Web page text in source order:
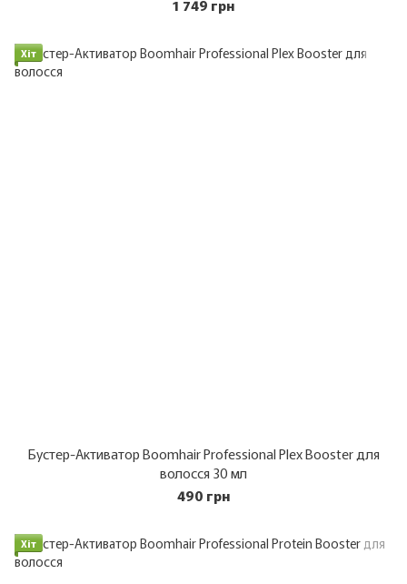
1 749 грн
Хіт
Бустер-Активатор Boomhair Professional Plex Booster для
волосся 30 мл
490 грн
Хіт